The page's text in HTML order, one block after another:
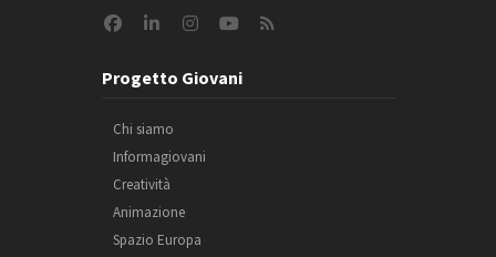
Progetto Giovani
Chi siamo
Informagiovani
Creatività
Animazione
Spazio Europa